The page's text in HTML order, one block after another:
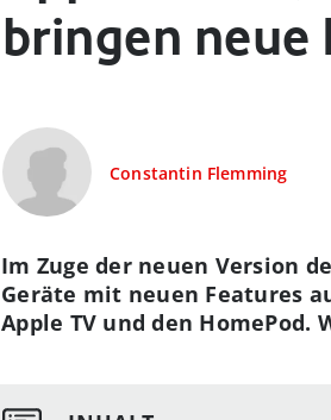
bringen neue
Constantin Flemming
Im Zuge der neuen Version
Geräte mit neuen Features
Apple TV und den